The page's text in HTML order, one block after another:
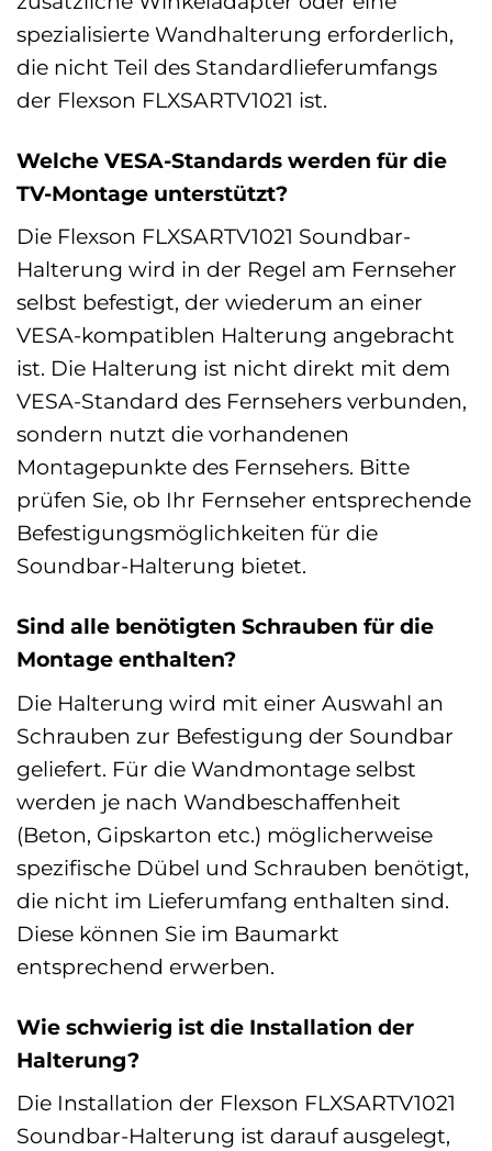
spezialisierte Wandhalterung erforderlich,
die nicht Teil des Standardlieferumfangs
der Flexson FLXSARTV1021 ist.
Welche VESA-Standards werden für die
TV-Montage unterstützt?
Die Flexson FLXSARTV1021 Soundbar-
Halterung wird in der Regel am Fernseher
selbst befestigt, der wiederum an einer
VESA-kompatiblen Halterung angebracht
ist. Die Halterung ist nicht direkt mit dem
VESA-Standard des Fernsehers verbunden,
sondern nutzt die vorhandenen
Montagepunkte des Fernsehers. Bitte
prüfen Sie, ob Ihr Fernseher entsprechende
Befestigungsmöglichkeiten für die
Soundbar-Halterung bietet.
Sind alle benötigten Schrauben für die
Montage enthalten?
Die Halterung wird mit einer Auswahl an
Schrauben zur Befestigung der Soundbar
geliefert. Für die Wandmontage selbst
werden je nach Wandbeschaffenheit
(Beton, Gipskarton etc.) möglicherweise
spezifische Dübel und Schrauben benötigt,
die nicht im Lieferumfang enthalten sind.
Diese können Sie im Baumarkt
entsprechend erwerben.
Wie schwierig ist die Installation der
Halterung?
Die Installation der Flexson FLXSARTV1021
Soundbar-Halterung ist darauf ausgelegt,